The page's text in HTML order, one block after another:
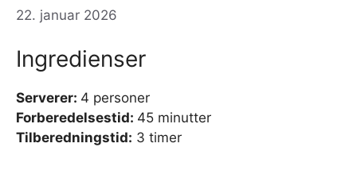
22. januar 2026
Ingredienser
Serverer: 4 personer
Forberedelsestid: 45 minutter
Tilberedningstid: 3 timer